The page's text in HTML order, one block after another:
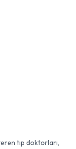
tıp doktorları,